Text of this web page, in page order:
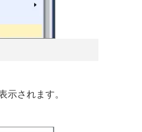
されます。